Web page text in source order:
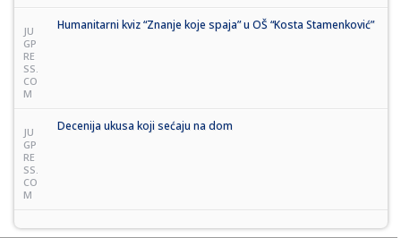
JU
GP
RE
SS.
CO
M
Humanitarni kviz “Znanje koje spaja” u OŠ “Kosta Stamenković”
JU
GP
RE
SS.
CO
M
Decenija ukusa koji sećaju na dom